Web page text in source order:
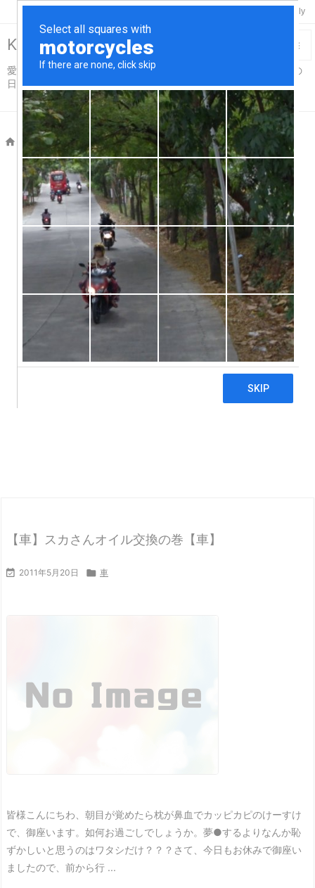
Keisuke-Remix>R18
愛車スカイライン＆コペンと温泉と酒と烏賊釣り触手吸盤プレイの
日々…for Adults仕様


メニュ

サイド

前へ


検索
Feedly
 ホーム > 車
【車】スカさんオイル交換の巻【車】
 2011年5月20日  車
皆様こんにちわ、朝目が覚めたら枕が鼻血でカッピカピのけーすけ
で、御座います。 如何お過ごしでしょうか。 夢●するよりなんか恥
ずかしいと思うのはワタシだけ？？？ さて、今日もお休みで御座い
ましたので、前から行 ...